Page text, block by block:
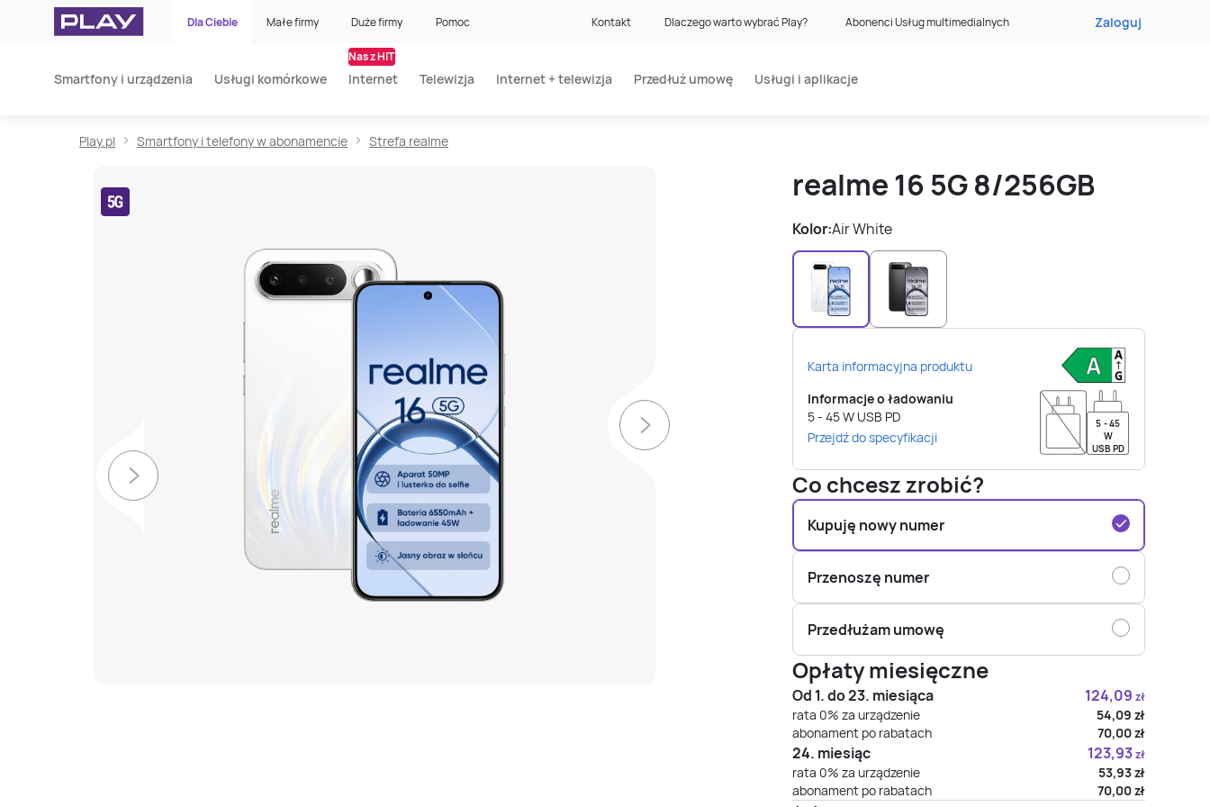
Dla Ciebie Małe firmy Duże firmy Pomoc Kontakt Dlaczego warto wybrać Play? Abonenci Usług multimedialnych Zaloguj
Smartfony i urządzenia Usługi komórkowe Internet
Nasz HIT
Telewizja Internet + telewizja Przedłuż umowę Usługi i aplikacje
Play.pl Smartfony i telefony w abonamencie Strefa realme
realme 16 5G 8/256GB
Kolor:Air White
Karta informacyjna produktu
Informacje o ładowaniu
5 - 45W USB PD
Przejdź do specyfikacji
5 - 45
W
USB PD
Co chcesz zrobić?
Kupuję nowy numer
Przenoszę numer
Przedłużam umowę
Opłaty miesięczne
Od 1. do 23. miesiąca 124,09 zł
rata 0% za urządzenie 54,09 zł
abonament po rabatach
70,00zł
24. miesiąc 123,93zł
rata 0% za urządzenie 53,93zł
abonament po rabatach
70,00zł